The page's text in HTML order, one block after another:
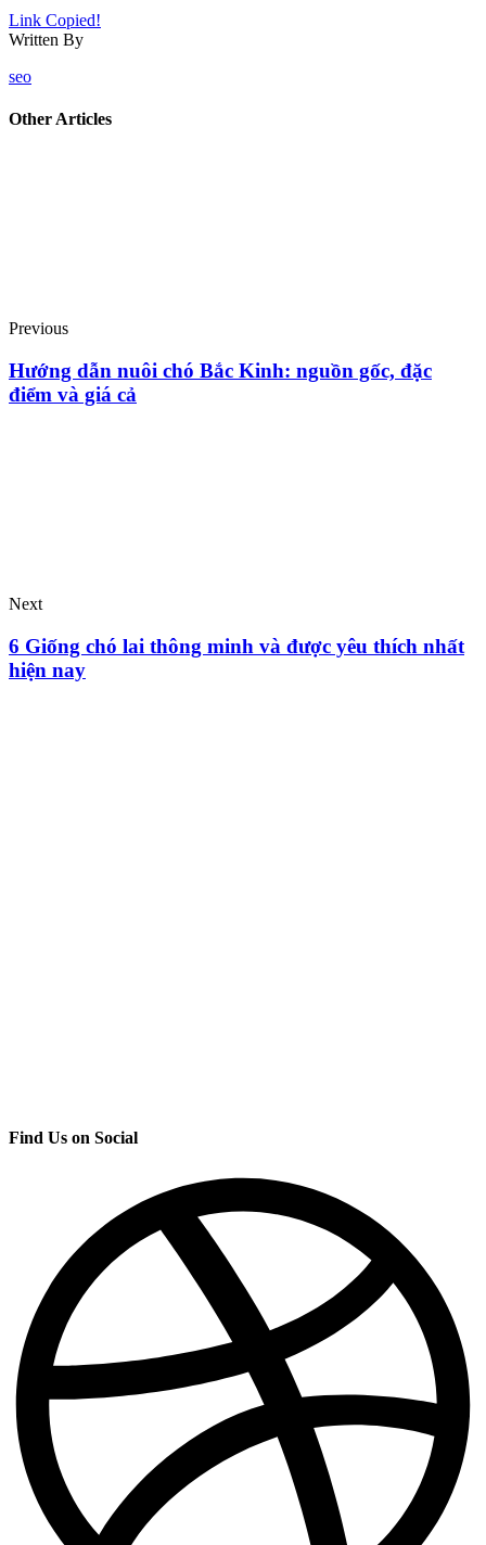
Link Copied!
Written By
seo
Other Articles
Previous
Hướng dẫn nuôi chó Bắc Kinh: nguồn gốc, đặc
điểm và giá cả
Next
6 Giống chó lai thông minh và được yêu thích nhất
hiện nay
Find Us on Social